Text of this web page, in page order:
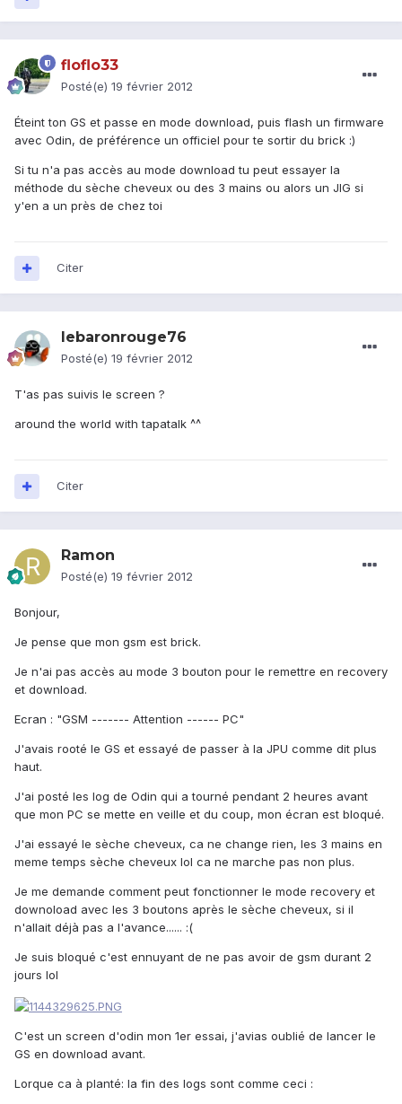
floflo33
Posté(e) 19 février 2012
Éteint ton GS et passe en mode download, puis flash un firmware
avec Odin, de préférence un officiel pour te sortir du brick :)
Si tu n'a pas accès au mode download tu peut essayer la
méthode du sèche cheveux ou des 3 mains ou alors un JIG si
y'en a un près de chez toi
Citer
lebaronrouge76
Posté(e) 19 février 2012
T'as pas suivis le screen ?
around the world with tapatalk ^^
Citer
Ramon
Posté(e) 19 février 2012
Bonjour,
Je pense que mon gsm est brick.
Je n'ai pas accès au mode 3 bouton pour le remettre en recovery
et download.
Ecran : "GSM ------- Attention ------ PC"
J'avais rooté le GS et essayé de passer à la JPU comme dit plus
haut.
J'ai posté les log de Odin qui a tourné pendant 2 heures avant
que mon PC se mette en veille et du coup, mon écran est bloqué.
J'ai essayé le sèche cheveux, ca ne change rien, les 3 mains en
meme temps sèche cheveux lol ca ne marche pas non plus.
Je me demande comment peut fonctionner le mode recovery et
downoload avec les 3 boutons après le sèche cheveux, si il
n'allait déjà pas a l'avance...... :(
Je suis bloqué c'est ennuyant de ne pas avoir de gsm durant 2
jours lol
C'est un screen d'odin mon 1er essai, j'avias oublié de lancer le
GS en download avant.
Lorque ca à planté: la fin des logs sont comme ceci :